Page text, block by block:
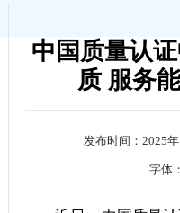
中国质量认
质 服务
发布时间：2025年
字体